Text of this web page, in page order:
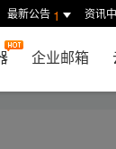
最新公告 1 资讯
企业邮箱